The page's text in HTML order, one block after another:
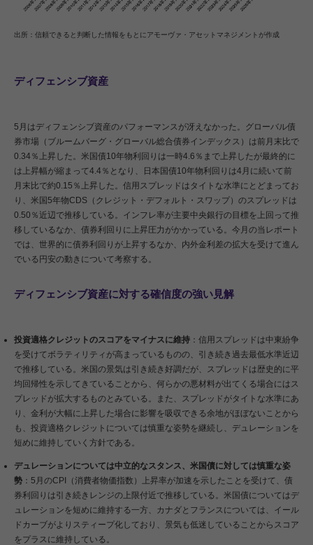
出所：信頼できると判断した情報をもとにアモーヴァ・アセットマネジメントが作成
ディフェンシブ資産
5月はディフェンシブ資産のパフォーマンスが冴えなかった。グローバル債
券市場（ブルームバーグ・グローバル総合債券インデックス）は前月末比で
0.34％上昇した。米国債10年物利回りは一時4.6％まで上昇したが最終的に
は上昇幅が縮まって4.4％となり、日本国債10年物利回りは4月に続いて前
月末比で約0.15％上昇した。信用スプレッドはタイトな水準にとどまってお
り、米国5年物CDS（クレジット・デフォルト・スワップ）のスプレッドは
0.50％近辺で推移している。インフレ率が主要中央銀行の目標を上回って推
移しているなか、債券利回りに上昇圧力がかかっている。今月の当レポート
では、世界的に債券利回りが上昇するなか、内外金利差の拡大を受けて進ん
でいる円安の動きについて考察する。
ディフェンシブ資産に対する確信度の強い見解
投資適格クレジットのスコアをマイナスに維持 ：信用スプレッドは中東紛争
を受けてボラティリティが高まっているものの、引き続き過去最低水準近辺
で推移している。米国の景気は引き続き好調だが、スプレッドは歴史的に平
均回帰性を示してきていることから、何らかの悪材料が出てくる場合にはス
プレッドが拡大するものとみている。また、スプレッドがタイトな水準にあ
り、金利が大幅に上昇した場合に影響を吸収できる余地がほぼないことから
も、投資適格クレジットについては慎重な姿勢を継続し、デュレーションを
短めに維持していく方針である。
デュレーションについては中立的なスタンス、米国債に対しては慎重な姿
勢 ：5月のCPI（消費者物価指数）上昇率が加速を示したことを受けて、債
券利回りは引き続きレンジの上限付近で推移している。米国債についてはデ
ュレーションを短めに維持する一方、カナダとフランスについては、イール
ドカーブがよりスティープ化しており、景気も低迷していることからスコア
をプラスに維持している。